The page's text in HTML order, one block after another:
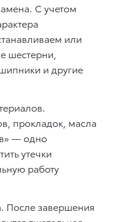
С учетом
или
шестерни,
и другие
прокладок, масла
— одно
утечки
работу
После завершения